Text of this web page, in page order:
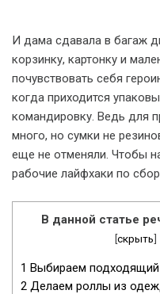
И дама сдавала в багаж
корзинку, картонку и
почувствовать себя
когда приходится
командировку. Ведь для
много, но сумки не
еще не отменяли. Чтобы
рабочие лайфхаки по
В данной статье
[скрыть]
1 Выбираем подходящий
2 Делаем роллы из